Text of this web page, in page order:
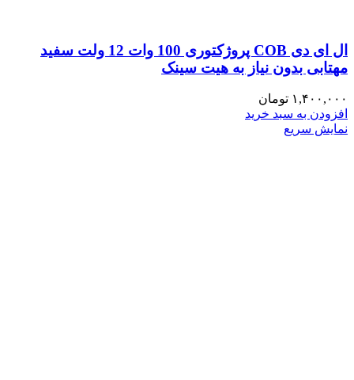
ال ای دی COB پروژکتوری 100 وات 12 ولت سفید
مهتابی بدون نیاز به هیت سینک
۱,۴۰۰,۰۰۰ تومان
افزودن به سبد خرید
نمایش سریع